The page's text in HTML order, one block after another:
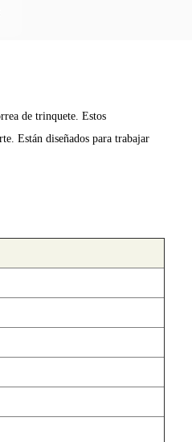
de trinquete. Estos
Están diseñados para trabajar